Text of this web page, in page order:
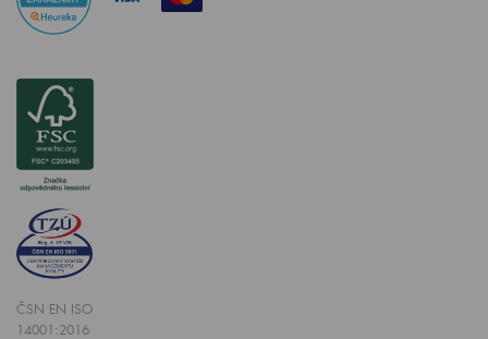
ČSN EN ISO
14001:2016